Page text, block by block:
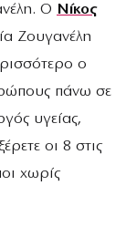
Ο Νίκος
Ζουγανέλη
ο
πάνω σε
υγείας,
οι 8 στις
χωρίς